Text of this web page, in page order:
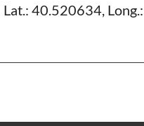
Lat.: 40.520634,